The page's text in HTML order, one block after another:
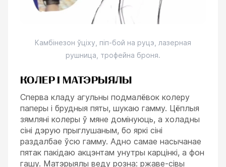
Камбінезон ўціху, піп-бой на руцэ, лазерная
рушница, трофейна броня.
КОЛЕР І МАТЭРЫЯЛЫ
Сперва кладу агульны подмалёвок колеру
паперы і брудныя пяты, шукаю гамму. Цёплыя
зямляні колеры ў мяне домінуюць, а холадны
сіні дэрую прыглушаным, бо яркі сіні
раздалбае ўсю гамму. Адно самае насычанае
пятак пакідаю акцэнтам унутры карцінкі, а фон
гашу. Матэрыялы веду розна: ржаве-сівы